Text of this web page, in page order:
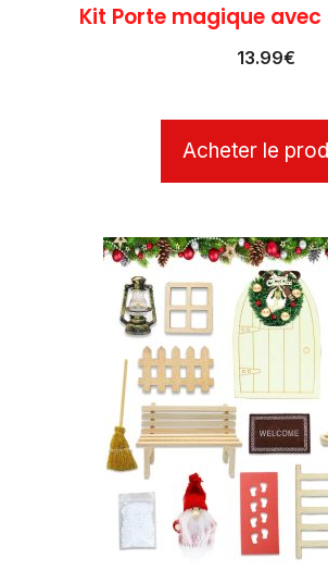
Kit Porte magique
13.99€
Acheter le